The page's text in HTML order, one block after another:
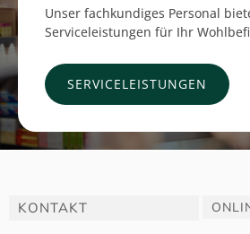
Unser fachkundiges Personal
Serviceleistungen für Ihr
SERVICELEISTUNGEN
KONTAKT